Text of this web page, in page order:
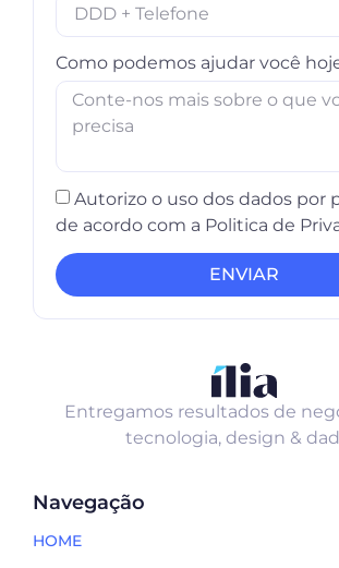
Como podemos ajudar você
Autorizo o uso dos dados por
de acordo com a Politica de
ENVIAR
Entregamos resultados de
tecnologia, design &
Navegação
HOME